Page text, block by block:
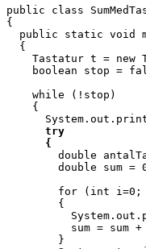
public class
{
public static void
  {
Tastatur t = new
boolean stop =
    while (!stop)
    {
      try
      {
double
double sum =
for (int i=0;
        {
sum = sum +
        }